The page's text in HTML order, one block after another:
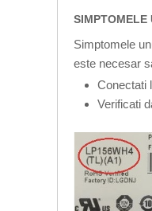
SIMPTOMELE
Simptomele
este necesar
Conectati
Verificati